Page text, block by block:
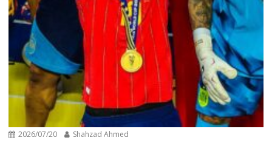
2026/07/20 Shahzad Ahmed